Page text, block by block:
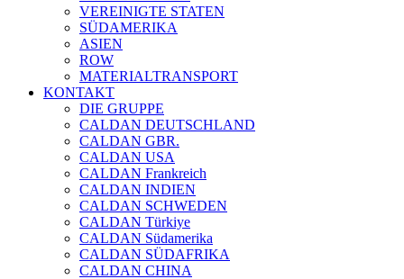
VEREINIGTE STATEN
SÜDAMERIKA
ASIEN
ROW
MATERIALTRANSPORT
KONTAKT
DIE GRUPPE
CALDAN DEUTSCHLAND
CALDAN GBR.
CALDAN USA
CALDAN Frankreich
CALDAN INDIEN
CALDAN SCHWEDEN
CALDAN Türkiye
CALDAN Südamerika
CALDAN SÜDAFRIKA
CALDAN CHINA